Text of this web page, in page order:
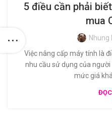
5 điều cần phải
mua
Nhung
Việc nâng cấp máy tính là
nhu cầu sử dụng của người
mức giá khá